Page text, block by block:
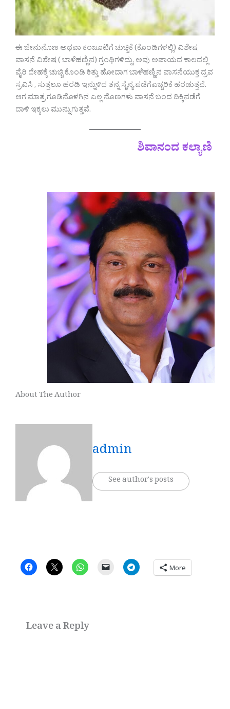
ಈ ಜೇನುನೊಣ ಅಥವಾ ಕಂಜೂಟಿಗೆ ಚುಚ್ಚಿಕೆ (ಕೊಂಡಿಗಳಲ್ಲಿ) ವಿಶೇಷ
ವಾಸನೆ ವಿಶೇಷ ( ಬಾಳೆಹಣ್ಣಿನ) ಗ್ರಂಥಿಗಳಿದ್ದು, ಅವು ಅಪಾಯದ ಕಾಲದಲ್ಲಿ
ವೈರಿ ದೇಹಕ್ಕೆ ಚುಚ್ಚಿ ಕೊಂಡಿ ಕಿತ್ತು ಹೋದಾಗ ಬಾಳೆಹಣ್ಣಿನ ವಾಸನೆಯುಕ್ತ ದ್ರವ
ಸ್ರವಿಸಿ , ಸುತ್ತಲೂ ಹರಡಿ ಇನ್ನುಳಿದ ತನ್ನ ಸೈನ್ಯ ಪಡೆಗೆಎಚ್ಚರಿಕೆ ಹರಡುತ್ತವೆ.
ಆಗ ಮಾತ್ರ ಗೂಡಿನೊಳಗಿನ ಎಲ್ಲ ನೊಣಗಳು ವಾಸನೆ ಬಂದ ದಿಕ್ಕಿನಡೆಗೆ
ದಾಳಿ ಇಕ್ಕಲು ಮುನ್ನುಗುತ್ತವೆ.
ಶಿವಾನಂದ ಕಲ್ಯಾಣಿ
About The Author
admin
See author's posts
More
Leave a Reply